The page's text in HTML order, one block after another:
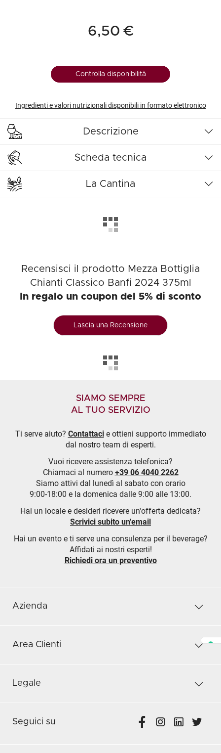
6,50 €
Controlla disponibilità
Ingredienti e valori nutrizionali disponibili in formato elettronico
Descrizione
Scheda tecnica
La Cantina
Recensisci il prodotto Mezza Bottiglia
Chianti Classico Banfi 2024 375ml
In regalo un coupon del 5% di sconto
Lascia una Recensione
SIAMO SEMPRE
AL TUO SERVIZIO
Ti serve aiuto? Contattacie ottieni supporto immediato
dal nostro team di esperti.
Vuoi ricevere assistenza telefonica?
Chiamaci al numero +39 06 4040 2262
Siamo attivi dal lunedì al sabato con orario
9:00-18:00 e la domenica dalle 9:00 alle 13:00.
Hai un locale e desideri ricevere un'offerta dedicata?
Scrivici subito un'email
Hai un evento e ti serve una consulenza per il beverage?
Affidati ai nostri esperti!
Richiedi ora un preventivo
Azienda
Area Clienti
Legale
Seguici su